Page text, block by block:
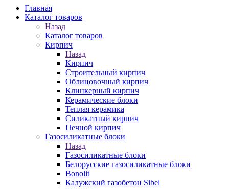
Главная
Каталог товаров
Назад
Каталог товаров
Кирпич
Назад
Кирпич
Строительный кирпич
Облицовочный кирпич
Клинкерный кирпич
Керамические блоки
Теплая керамика
Силикатный кирпич
Печной кирпич
Газосиликатные блоки
Назад
Газосиликатные блоки
Белорусские газосиликатные блоки
Bonolit
Калужский газобетон Sibel